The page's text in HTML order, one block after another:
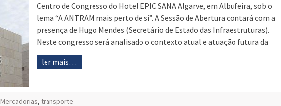
Centro de Congresso do Hotel EPIC SANA Algarve, em Albufeira, sob o
lema “A ANTRAM mais perto de si”. A Sessão de Abertura contará com a
presença de Hugo Mendes (Secretário de Estado das Infraestruturas).
Neste congresso será analisado o contexto atual e atuação futura da
ler mais…
Mercadorias, transporte